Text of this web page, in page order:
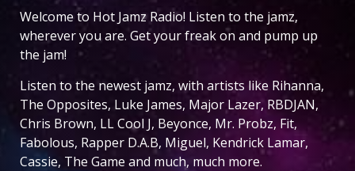
Welcome to Hot Jamz Radio! Listen to the jamz,
wherever you are. Get your freak on and pump up
the jam!
Listen to the newest jamz, with artists like Rihanna,
The Opposites, Luke James, Major Lazer, RBDJAN,
Chris Brown, LL Cool J, Beyonce, Mr. Probz, Fit,
Fabolous, Rapper D.A.B, Miguel, Kendrick Lamar,
Cassie, The Game and much, much more.